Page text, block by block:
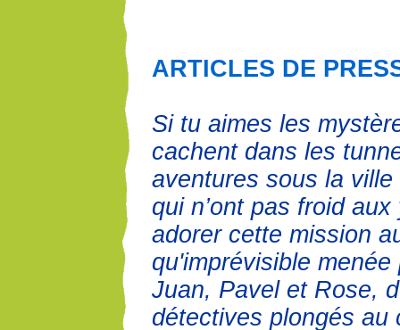
ARTICLES DE
Si tu aimes les
cachent dans les
aventures sous la
qui n’ont pas froid
adorer cette mission
qu'imprévisible
Juan, Pavel et Rose,
détectives plongés au